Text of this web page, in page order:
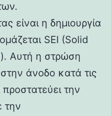
είναι η δημιουργία
SEI (Solid
Αυτή η στρώση
άνοδο κατά τις
την
την